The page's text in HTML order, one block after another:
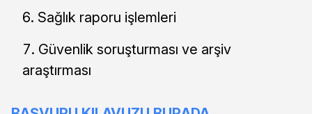
Sağlık raporu işlemleri
Güvenlik soruşturması ve arşiv
araştırması